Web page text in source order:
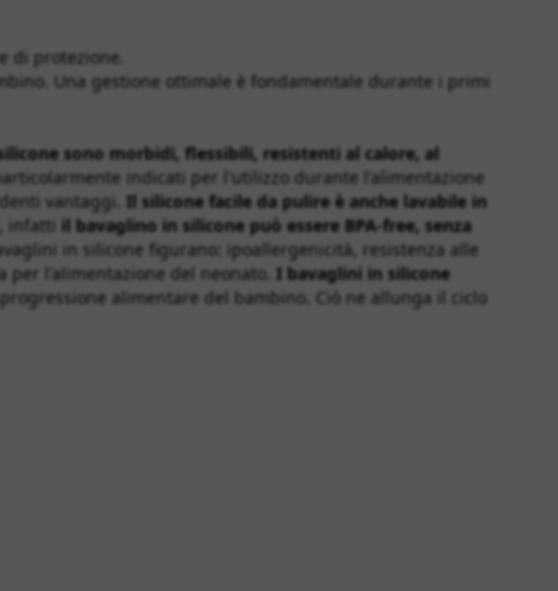
di protezione.
Una gestione ottimale è fondamentale durante i primi
sono morbidi, flessibili, resistenti al calore, al
indicati per l'utilizzo durante l'alimentazione
vantaggi. Il silicone facile da pulire è anche lavabile in
infatti il bavaglino in silicone può essere BPA-free, senza
in silicone figurano: ipoallergenicità, resistenza alle
l'alimentazione del neonato. I bavaglini in silicone
alimentare del bambino. Ciò ne allunga il ciclo